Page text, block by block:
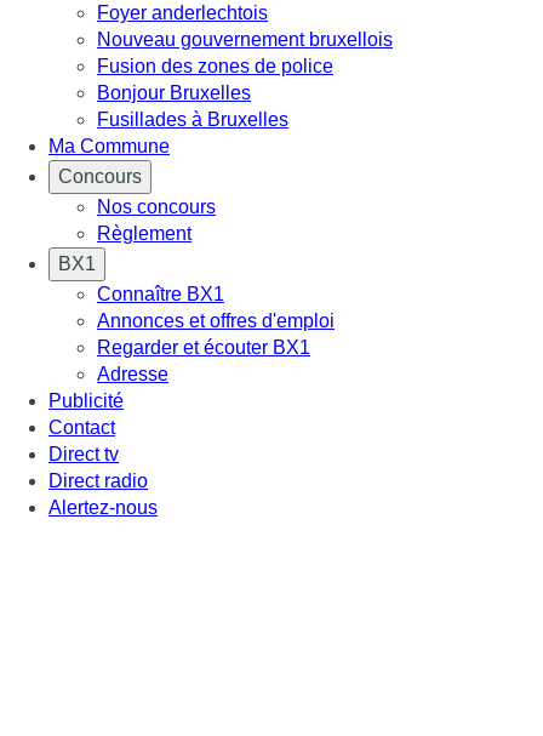
Foyer anderlechtois
Nouveau gouvernement bruxellois
Fusion des zones de police
Bonjour Bruxelles
Fusillades à Bruxelles
Ma Commune
Concours
Nos concours
Règlement
BX1
Connaître BX1
Annonces et offres d'emploi
Regarder et écouter BX1
Adresse
Publicité
Contact
Direct tv
Direct radio
Alertez-nous